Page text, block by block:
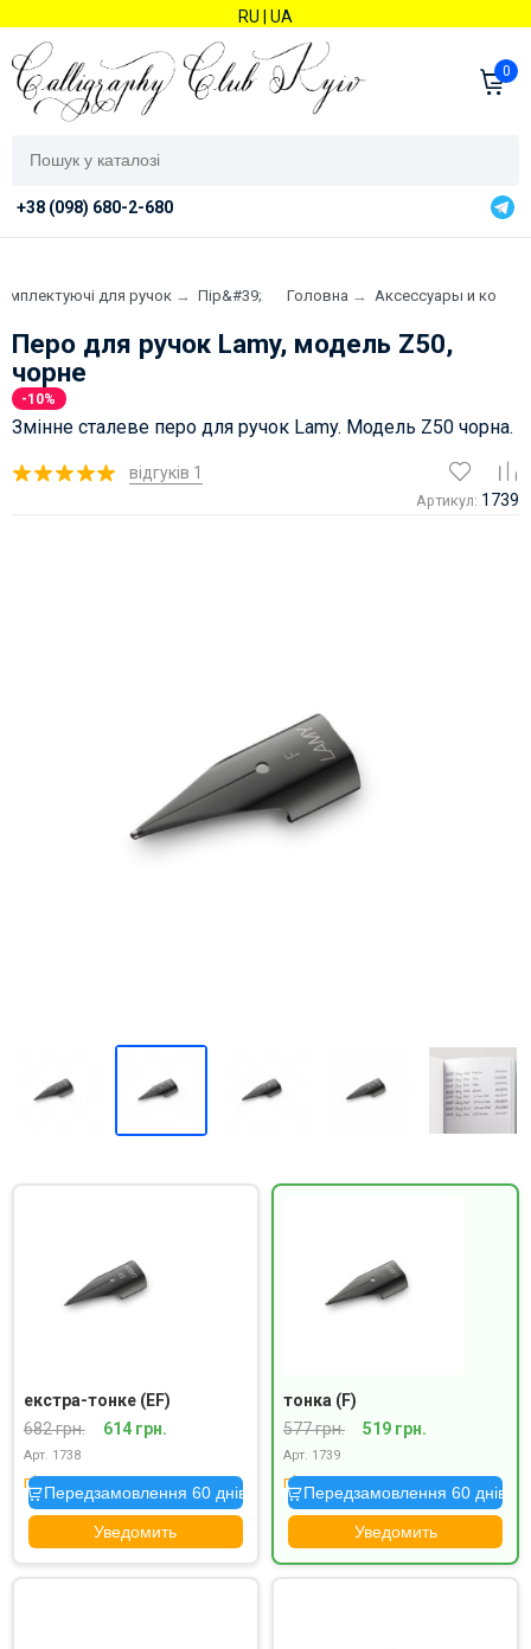
RU UA
0
+38 (098) 680-2-680
для ручок → Пір&#39;я Аксессуары и
Головна →
Перо для ручок Lamy, модель Z50,
чорне
-10%
Змінне сталеве перо для ручок Lamy. Модель Z50 чорна.
відгуків 1
Артикул: 1739
екстра-тонке (EF)
682 грн.
614 грн.
Арт. 1738
під замовлення
Передзамовлення 60 днів
Уведомить
тонка (F)
577 грн.
519 грн.
Арт. 1739
під замовлення
Передзамовлення 60 днів
Уведомить